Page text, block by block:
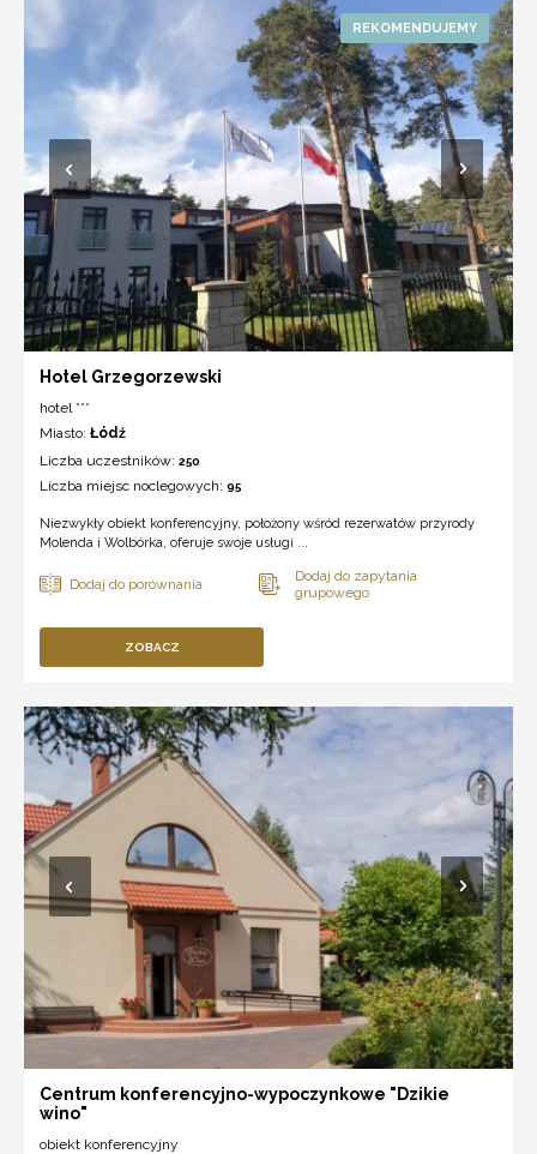
Hotel Grzegorzewski
hotel ***
Miasto: Łódź
Liczba uczestników: 250
Liczba miejsc noclegowych: 95
Niezwykły obiekt konferencyjny, położony wśród rezerwatów przyrody
Molenda i Wolbórka, oferuje swoje usługi ...
ZOBACZ
Centrum konferencyjno-wypoczynkowe "Dzikie
wino"
obiekt konferencyjny